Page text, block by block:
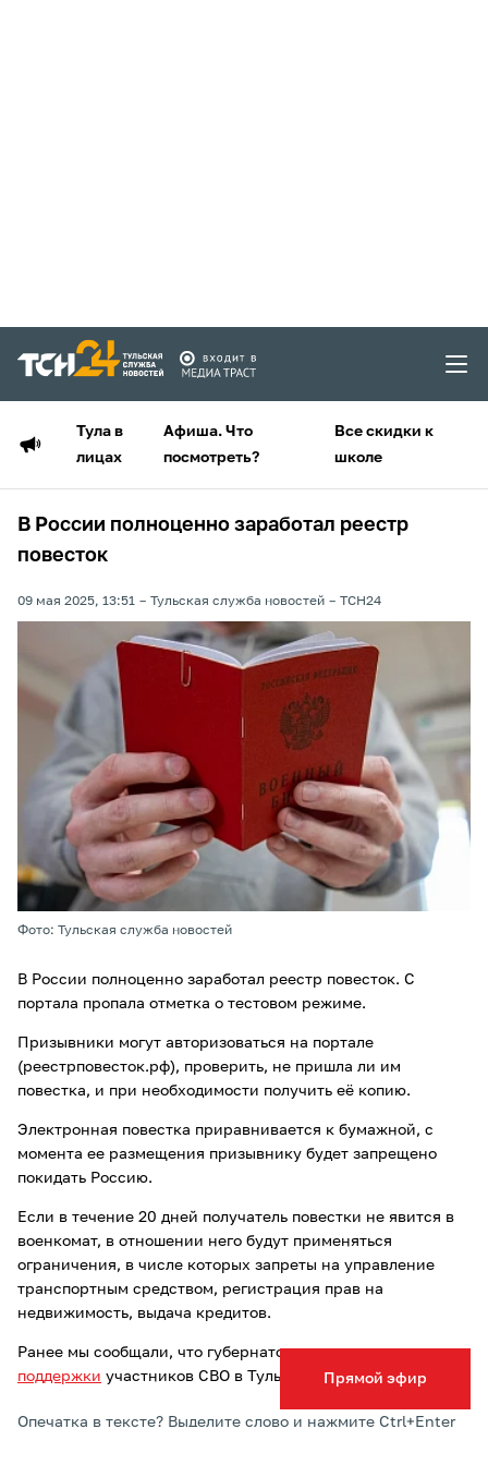
Тула в
лицах
Афиша. Что
посмотреть?
Все скидки к
школе
Прямой эфир
В России полноценно заработал реестр
повесток
09 мая 2025, 13:51 Тульская служба новостей ТСН24
Фото: Тульская служба новостей
В России полноценно заработал реестр повесток. С
портала пропала отметка о тестовом режиме.
Призывники могут авторизоваться на портале
(реестрповесток.рф), проверить, не пришла ли им
повестка, и при необходимости получить её копию.
Электронная повестка приравнивается к бумажной, с
момента ее размещения призывнику будет запрещено
покидать Россию.
Если в течение 20 дней получатель повестки не явится в
военкомат, в отношении него будут применяться
ограничения, в числе которых запреты на управление
транспортным средством, регистрация прав на
недвижимость, выдача кредитов.
Ранее мы сообщали, что губернаторрасширил меры
поддержки участников СВО в Тульской области.
Опечатка в тексте? Выделите слово и нажмите Ctrl+Enter